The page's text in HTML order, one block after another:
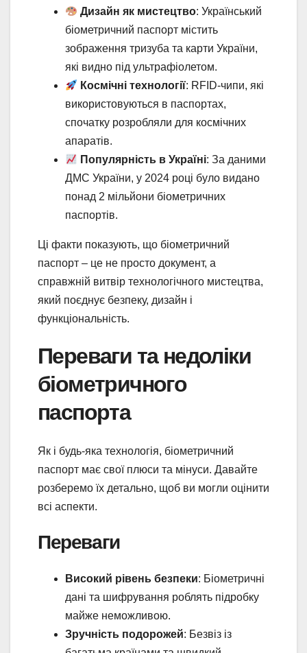
Дизайн як мистецтво: Український
біометричний паспорт містить
зображення тризуба та карти України,
які видно під ультрафіолетом.
Космічні технології: RFID-чипи, які
використовуються в паспортах,
спочатку розробляли для космічних
апаратів.
Популярність в Україні: За даними
ДМС України, у 2024 році було видано
понад 2 мільйони біометричних
паспортів.
Ці факти показують, що біометричний
паспорт – це не просто документ, а
справжній витвір технологічного мистецтва,
який поєднує безпеку, дизайн і
функціональність.
Переваги та недоліки
біометричного
паспорта
Як і будь-яка технологія, біометричний
паспорт має свої плюси та мінуси. Давайте
розберемо їх детально, щоб ви могли оцінити
всі аспекти.
Переваги
Високий рівень безпеки: Біометричні
дані та шифрування роблять підробку
майже неможливою.
Зручність подорожей: Безвіз із